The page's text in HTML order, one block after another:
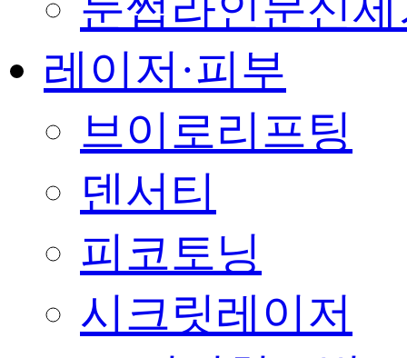
레이저·피부
브이로리프팅
덴서티
피코토닝
시크릿레이저